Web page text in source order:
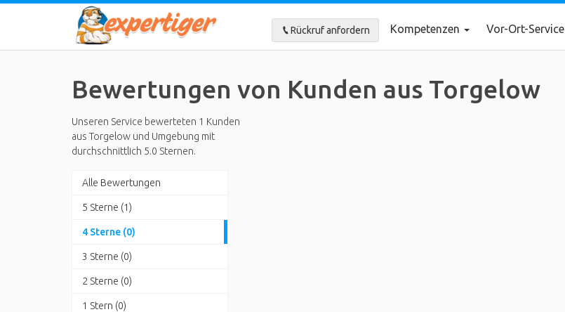
Rückruf anfordern Kompetenzen Vor-Ort-Service
Bewertungen von Kunden aus Torgelow
Unseren Service bewerteten 1 Kunden
aus Torgelow und Umgebung mit
durchschnittlich 5.0 Sternen.
Alle Bewertungen
5 Sterne (1)
4 Sterne (0)
3 Sterne (0)
2 Sterne (0)
1 Stern (0)